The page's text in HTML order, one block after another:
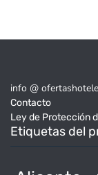
info @
Contacto
Ley de Protección
Etiquetas del